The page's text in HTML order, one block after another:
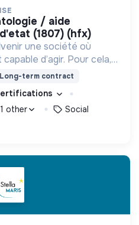
(1807) (hfx)
une société où
d’agir. Pour cela,
et des lieux
Long-term contract
other
Social